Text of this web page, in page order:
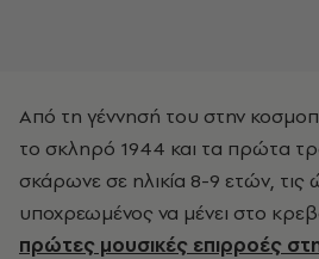
Από τη γέννησή του στην
το σκληρό 1944 και τα πρώτα
σκάρωνε σε ηλικία 8-9 ετών,
υποχρεωμένος να μένει στο
πρώτες μουσικές επιρροές